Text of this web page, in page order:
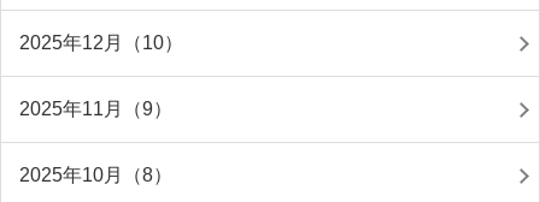
2025年12月（10）
2025年11月（9）
2025年10月（8）